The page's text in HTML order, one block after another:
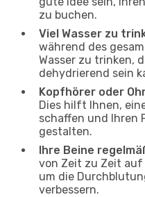
zu buchen.
Viel Wasser zu
während des
Wasser zu trinken,
dehydrierend sein
Kopfhörer oder
Dies hilft Ihnen,
schaffen und Ihren
gestalten.
Ihre Beine
von Zeit zu Zeit auf
um die
verbessern.